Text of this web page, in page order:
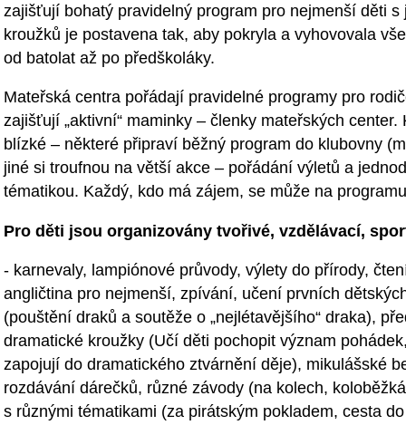
zajišťují bohatý pravidelný program pro nejmenší děti
kroužků je postavena tak, aby pokryla a vyhovovala
od batolat až po předškoláky.
Mateřská centra pořádají pravidelné programy pro
zajišťují „aktivní“ maminky – členky mateřských
blízké – některé připraví běžný program do klubovny
jiné si troufnou na větší akce – pořádání výletů a
tématikou. Každý, kdo má zájem, se může na
Pro děti jsou organizovány tvořivé, vzdělávací,
- karnevaly, lampiónové průvody, výlety do přírody,
angličtina pro nejmenší, zpívání, učení prvních
(pouštění draků a soutěže o „nejlétavějšího“ draka),
dramatické kroužky (Učí děti pochopit význam
zapojují do dramatického ztvárnění děje), mikulášské
rozdávání dárečků, různé závody (na kolech,
s různými tématikami (za pirátským pokladem, cesta